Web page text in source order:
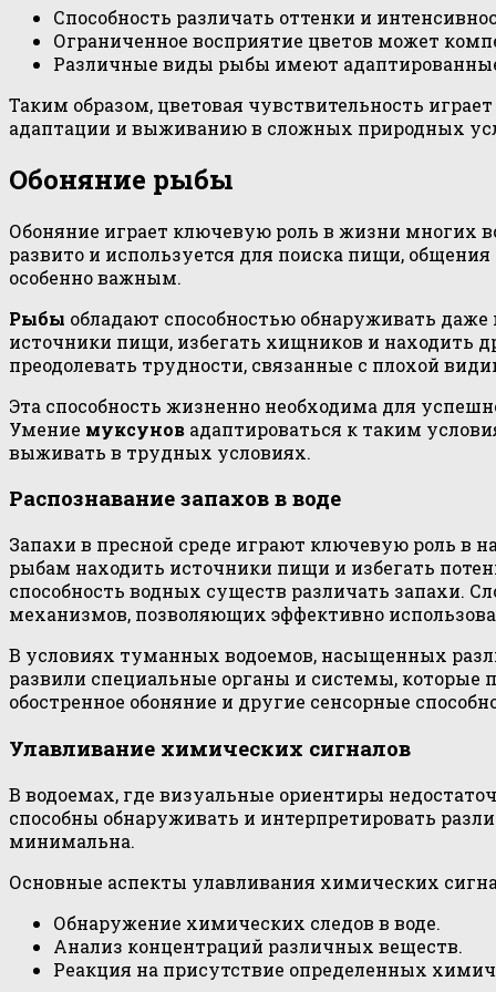
Способность различать оттенки и
Ограниченное восприятие цветов может
Различные виды рыбы имеют
Таким образом, цветовая чувствительность
адаптации и выживанию в сложных природных
Обоняние рыбы
Обоняние играет ключевую роль в жизни многих
развито и используется для поиска пищи,
особенно важным.
Рыбы обладают способностью обнаруживать
источники пищи, избегать хищников и находить
преодолевать трудности, связанные с плохой
Эта способность жизненно необходима для
Умение муксунов адаптироваться к таким
выживать в трудных условиях.
Распознавание запахов в воде
Запахи в пресной среде играют ключевую роль в
рыбам находить источники пищи и избегать
способность водных существ различать запахи.
механизмов, позволяющих эффективно
В условиях туманных водоемов, насыщенных
развили специальные органы и системы,
обостренное обоняние и другие сенсорные
Улавливание химических сигналов
В водоемах, где визуальные ориентиры
способны обнаруживать и интерпретировать
минимальна.
Основные аспекты улавливания химических
Обнаружение химических следов в воде.
Анализ концентраций различных веществ.
Реакция на присутствие определенных